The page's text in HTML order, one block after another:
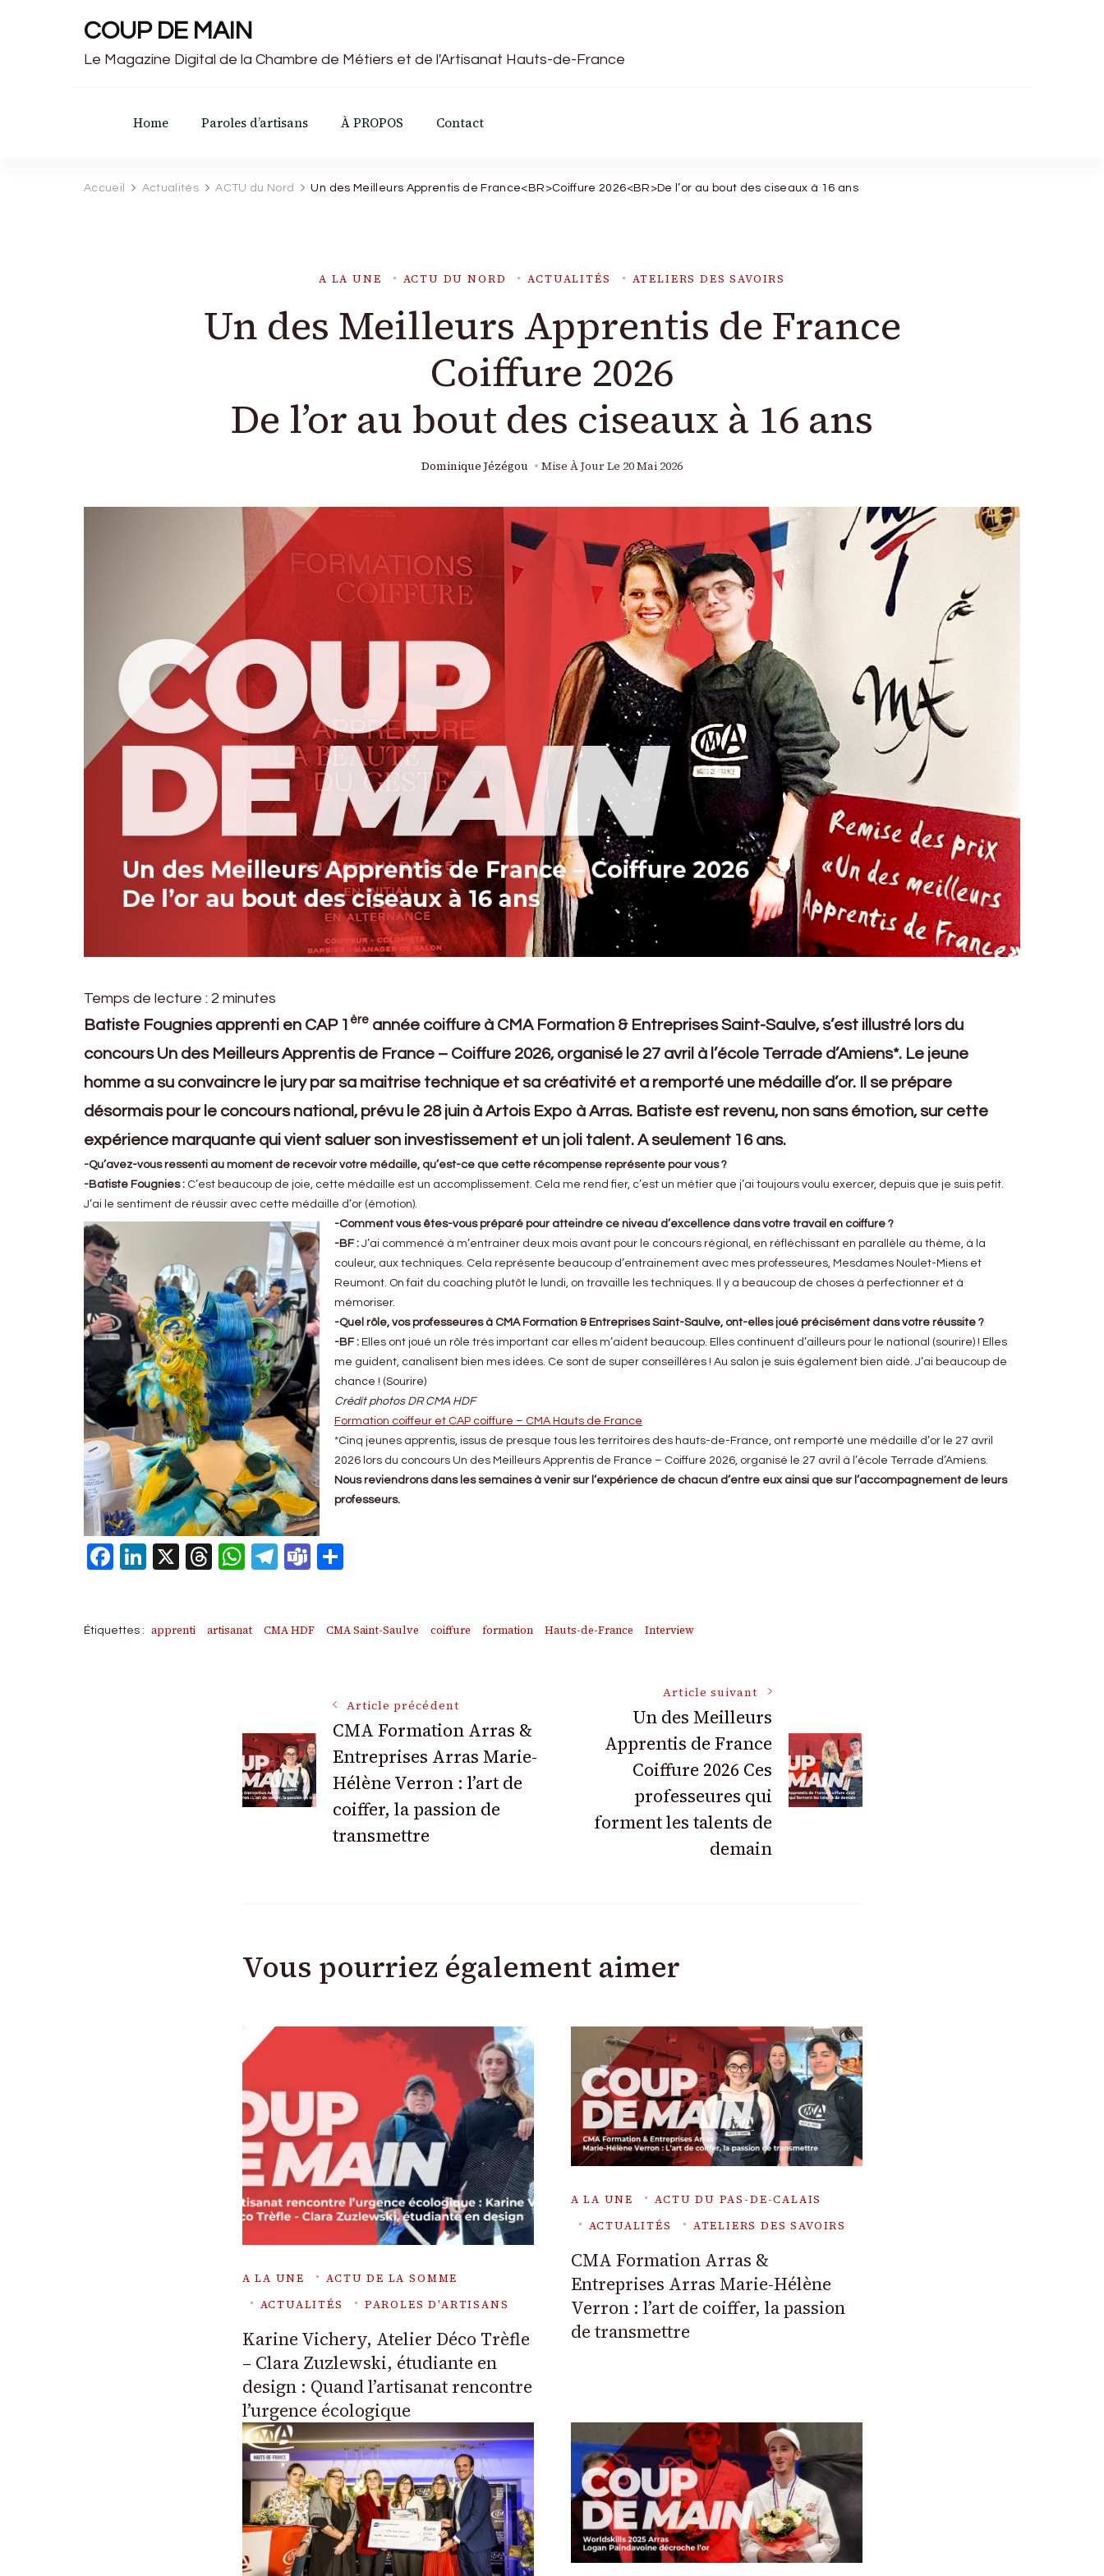
COUP DE MAIN
Le Magazine Digital de la Chambre de Métiers et de l'Artisanat Hauts-de-France
Home Paroles d’artisans À PROPOS Contact
Accueil Actualités ACTU du Nord Un des Meilleurs Apprentis de France<BR>Coiffure 2026<BR>De l’or au bout des ciseaux à 16 ans
A LA UNE ACTU DU NORD ACTUALITÉS ATELIERS DES SAVOIRS
Un des Meilleurs Apprentis de France
Coiffure 2026
De l’or au bout des ciseaux à 16 ans
Dominique Jézégou Mise À Jour Le 20 Mai 2026
Temps de lecture : 2 minutes
Batiste Fougnies apprenti en CAP 1 ère année coiffure à CMA Formation & Entreprises Saint-Saulve, s’est illustré lors du
concours Un des Meilleurs Apprentis de France – Coiffure 2026, organisé le 27 avril à l’école Terrade d’Amiens*. Le jeune
homme a su convaincre le jury par sa maitrise technique et sa créativité et a remporté une médaille d’or. Il se prépare
désormais pour le concours national, prévu le 28 juin à Artois Expo à Arras. Batiste est revenu, non sans émotion, sur cette
expérience marquante qui vient saluer son investissement et un joli talent. A seulement 16 ans.
-Qu’avez-vous ressenti au moment de recevoir votre médaille, qu’est-ce que cette récompense représente pour vous ?
-Batiste Fougnies : C’est beaucoup de joie, cette médaille est un accomplissement. Cela me rend fier, c’est un métier que j’ai toujours voulu exercer, depuis que je suis petit.
J’ai le sentiment de réussir avec cette médaille d’or (émotion).
-Comment vous êtes-vous préparé pour atteindre ce niveau d’excellence dans votre travail en coiffure ?
-BF : J’ai commencé à m’entrainer deux mois avant pour le concours régional, en réfléchissant en parallèle au thème, à la
couleur, aux techniques. Cela représente beaucoup d’entrainement avec mes professeures, Mesdames Noulet-Miens et
Reumont. On fait du coaching plutôt le lundi, on travaille les techniques. Il y a beaucoup de choses à perfectionner et à
mémoriser.
-Quel rôle, vos professeures à CMA Formation & Entreprises Saint-Saulve, ont-elles joué précisément dans votre réussite ?
-BF : Elles ont joué un rôle très important car elles m’aident beaucoup. Elles continuent d’ailleurs pour le national (sourire) ! Elles
me guident, canalisent bien mes idées. Ce sont de super conseillères ! Au salon je suis également bien aidé. J’ai beaucoup de
chance ! (Sourire)
Crédit photos DR CMA HDF
Formation coiffeur et CAP coiffure – CMA Hauts de France
*Cinq jeunes apprentis, issus de presque tous les territoires des hauts-de-France, ont remporté une médaille d’or le 27 avril
2026 lors du concours Un des Meilleurs Apprentis de France – Coiffure 2026, organisé le 27 avril à l’école Terrade d’Amiens.
Nous reviendrons dans les semaines à venir sur l’expérience de chacun d’entre eux ainsi que sur l’accompagnement de leurs
professeurs.
Facebook
LinkedIn
X Threads
WhatsApp
Telegram
Teams
Étiquettes : apprenti artisanat CMA HDF CMA Saint-Saulve coiffure formation Hauts-de-France Interview
Navigation
des
articles
Article précédent
CMA Formation Arras &
Entreprises Arras Marie-
Hélène Verron : l’art de
coiffer, la passion de
transmettre
Article suivant
Un des Meilleurs
Apprentis de France
Coiffure 2026 Ces
professeures qui
forment les talents de
demain
Vous pourriez également aimer
A LA UNE
ACTU DE LA SOMME
ACTUALITÉS
PAROLES D'ARTISANS
Karine Vichery, Atelier Déco Trèfle
– Clara Zuzlewski, étudiante en
design : Quand l’artisanat rencontre
l’urgence écologique
A LA UNE
ACTU DU PAS-DE-CALAIS
ACTUALITÉS
ATELIERS DES SAVOIRS
CMA Formation Arras &
Entreprises Arras Marie-Hélène
Verron : l’art de coiffer, la passion
de transmettre